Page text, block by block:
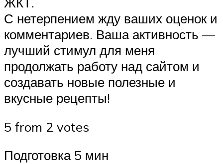
С нетерпением жду ваших оценок и
комментариев. Ваша активность —
лучший стимул для меня
продолжать работу над сайтом и
создавать новые полезные и
вкусные рецепты!
5 from 2 votes
Подготовка 5 мин